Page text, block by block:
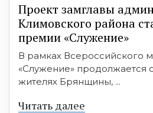
Проект замглавы
Климовского района
премии «Служение»
В рамках Всероссийского
«Служение» продолжается
жителях Брянщины, ...
Читать далее